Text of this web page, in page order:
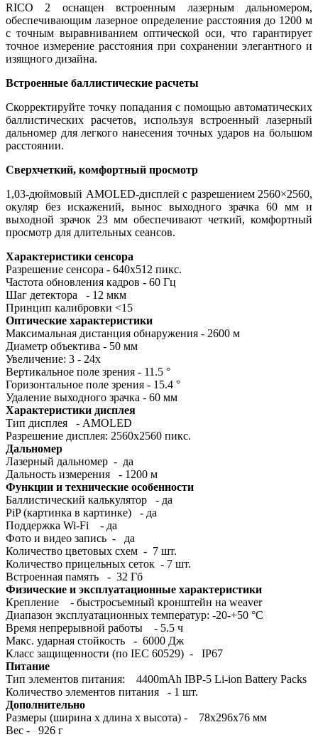
RICO 2 оснащен встроенным лазерным дальномером,
обеспечивающим лазерное определение расстояния до 1200 м
с точным выравниванием оптической оси, что гарантирует
точное измерение расстояния при сохранении элегантного и
изящного дизайна.
Встроенные баллистические расчеты
Скорректируйте точку попадания с помощью автоматических
баллистических расчетов, используя встроенный лазерный
дальномер для легкого нанесения точных ударов на большом
расстоянии.
Сверхчеткий, комфортный просмотр
1,03-дюймовый AMOLED-дисплей с разрешением 2560×2560,
окуляр без искажений, вынос выходного зрачка 60 мм и
выходной зрачок 23 мм обеспечивают четкий, комфортный
просмотр для длительных сеансов.
Характеристики сенсора
Разрешение сенсора - 640x512 пикс.
Частота обновления кадров - 60 Гц
Шаг детектора - 12 мкм
Принцип калибровки <15
Оптические характеристики
Максимальная дистанция обнаружения - 2600 м
Диаметр объектива - 50 мм
Увеличение: 3 - 24x
Вертикальное поле зрения - 11.5 °
Горизонтальное поле зрения - 15.4 °
Удаление выходного зрачка - 60 мм
Характеристики дисплея
Тип дисплея - AMOLED
Разрешение дисплея: 2560x2560 пикс.
Дальномер
Лазерный дальномер - да
Дальность измерения - 1200 м
Функции и технические особенности
Баллистический калькулятор - да
PiP (картинка в картинке) - да
Поддержка Wi-Fi - да
Фото и видео запись - да
Количество цветовых схем - 7 шт.
Количество прицельных сеток - 7 шт.
Встроенная память - 32 Гб
Физические и эксплуатационные характеристики
Крепление - быстросъемный кронштейн на weaver
Диапазон эксплуатационных температур: -20-+50 °С
Время непрерывной работы - 5.5 ч
Макс. ударная стойкость - 6000 Дж
Класс защищенности (по IEC 60529) - IP67
Питание
Тип элементов питания: 4400mAh IBP-5 Li-ion Battery Packs
Количество элементов питания - 1 шт.
Дополнительно
Размеры (ширина x длина x высота) - 78x296x76 мм
Вес - 926 г